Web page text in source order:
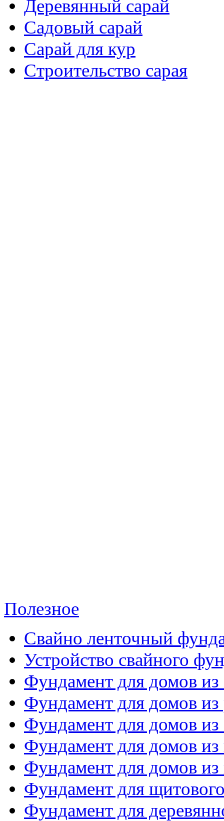
Деревянный сарай
Садовый сарай
Сарай для кур
Cтроительство сарая
Полезное
Свайно ленточный
Устройство свайного
Фундамент для домов из
Фундамент для домов из
Фундамент для домов
Фундамент для домов
Фундамент для домов из
Фундамент для
Фундамент для